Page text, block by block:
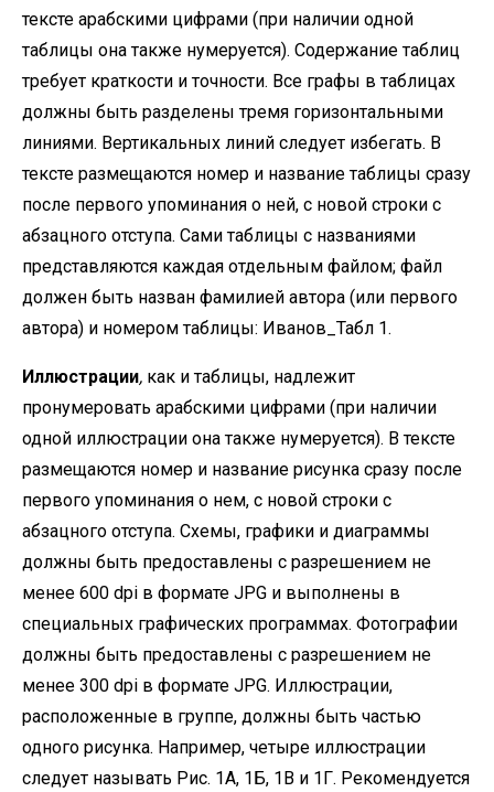
тексте арабскими цифрами (при наличии одной
таблицы она также нумеруется). Содержание таблиц
требует краткости и точности. Все графы в таблицах
должны быть разделены тремя горизонтальными
линиями. Вертикальных линий следует избегать. В
тексте размещаются номер и название таблицы сразу
после первого упоминания о ней, с новой строки с
абзацного отступа. Сами таблицы с названиями
представляются каждая отдельным файлом; файл
должен быть назван фамилией автора (или первого
автора) и номером таблицы: Иванов_Табл 1.
Иллюстрации, как и таблицы, надлежит
пронумеровать арабскими цифрами (при наличии
одной иллюстрации она также нумеруется). В тексте
размещаются номер и название рисунка сразу после
первого упоминания о нем, с новой строки с
абзацного отступа. Схемы, графики и диаграммы
должны быть предоставлены с разрешением не
менее 600 dpi в формате JPG и выполнены в
специальных графических программах. Фотографии
должны быть предоставлены с разрешением не
менее 300 dpi в формате JPG. Иллюстрации,
расположенные в группе, должны быть частью
одного рисунка. Например, четыре иллюстрации
следует называть Рис. 1А, 1Б, 1В и 1Г. Рекомендуется